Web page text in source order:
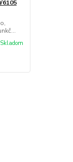
6105
Skladom